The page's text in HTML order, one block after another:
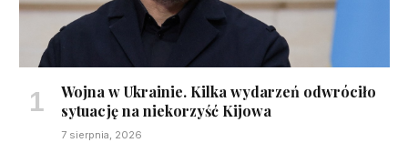
Wojna w Ukrainie. Kilka wydarzeń odwróciło
sytuację na niekorzyść Kijowa
7 sierpnia, 2026